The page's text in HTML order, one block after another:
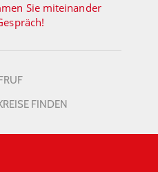
Sie miteinander
FINDEN